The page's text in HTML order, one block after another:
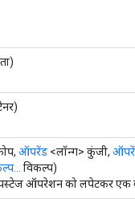
ऑपरेंड <लॉन्ग> कुंजी,
विकल्प)
ऑपरेशन को लपेटकर एक